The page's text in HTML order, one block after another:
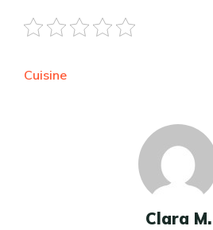
Cuisine
Clara M.